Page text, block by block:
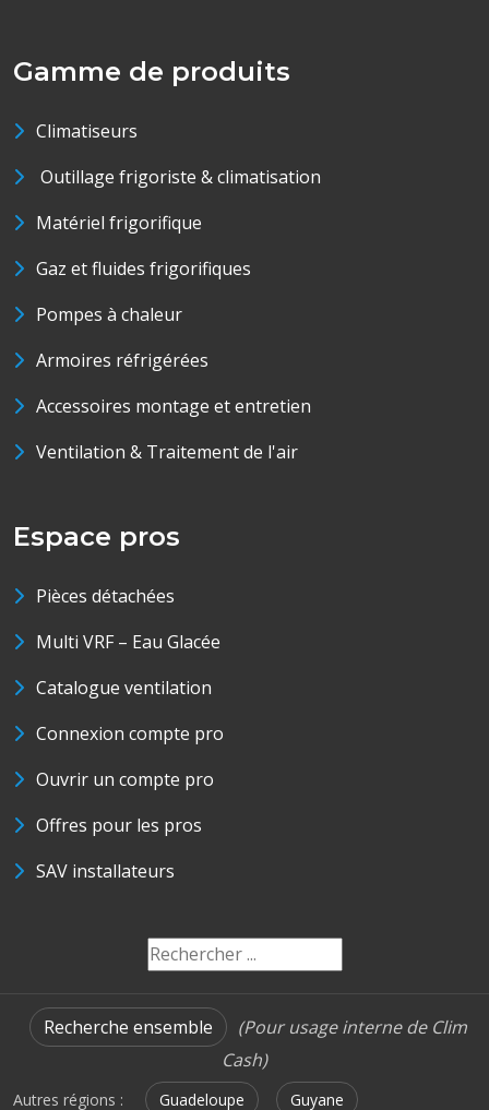
Gamme de produits
Climatiseurs
Outillage frigoriste & climatisation
Matériel frigorifique
Gaz et fluides frigorifiques
Pompes à chaleur
Armoires réfrigérées
Accessoires montage et entretien
Ventilation & Traitement de l'air
Espace pros
Pièces détachées
Multi VRF – Eau Glacée
Catalogue ventilation
Connexion compte pro
Ouvrir un compte pro
Offres pour les pros
SAV installateurs
Recherche ensemble
(Pour usage interne de Clim
Cash)
Autres régions : Guadeloupe Guyane